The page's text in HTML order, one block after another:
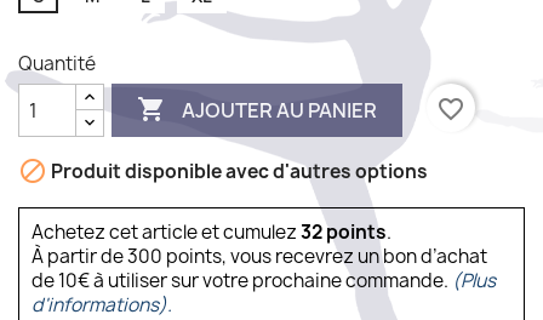
Quantité
 AJOUTER AU PANIER favorite_border
 Produit disponible avec d'autres options
Achetez cet article et cumulez32points.
À partir de 300 points, vous recevrez un bon d’achat
de 10€ à utiliser sur votre prochaine commande. (Plus
d'informations).